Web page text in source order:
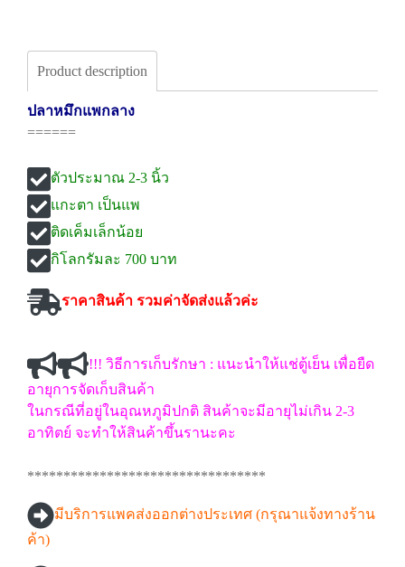
Product description
ปลาหมึกแพกลาง
======
ตัวประมาณ 2-3 นิ้ว
แกะตา เป็นแพ
ติดเค็มเล็กน้อย
กิโลกรัมละ 700 บาท
ราคาสินค้า รวมค่าจัดส่งแล้วค่ะ
!!! วิธีการเก็บรักษา : แนะนำให้แช่ตู้เย็น เพื่อยืด
อายุการจัดเก็บสินค้า
ในกรณีที่อยู่ในอุณหภูมิปกติ สินค้าจะมีอายุไม่เกิน 2-3
อาทิตย์ จะทำให้สินค้าขึ้นรานะคะ
*********************************
มีบริการแพคส่งออกต่างประเทศ (กรุณาแจ้งทางร้าน
ค้า)